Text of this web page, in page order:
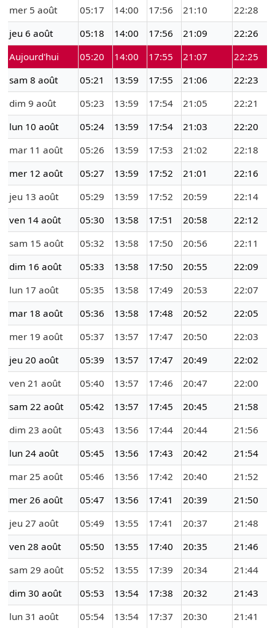
mer 5 août
05:17 14:00 17:56 21:10
22:28
jeu 6 août
05:18 14:00 17:56 21:09
22:26
Aujourd'hui
05:20 14:00 17:55 21:07
22:25
sam 8 août
05:21 13:59 17:55 21:06
22:23
dim 9 août
05:23 13:59 17:54 21:05
22:21
lun 10 août
05:24 13:59 17:54 21:03
22:20
mar 11 août
05:26 13:59 17:53 21:02
22:18
mer 12 août
05:27 13:59 17:52 21:01
22:16
jeu 13 août
05:29 13:59 17:52 20:59
22:14
ven 14 août
05:30 13:58 17:51 20:58
22:12
sam 15 août
05:32 13:58 17:50 20:56
22:11
dim 16 août
05:33 13:58 17:50 20:55
22:09
lun 17 août
05:35 13:58 17:49 20:53
22:07
mar 18 août
05:36 13:58 17:48 20:52
22:05
mer 19 août
05:37 13:57 17:47 20:50
22:03
jeu 20 août
05:39 13:57 17:47 20:49
22:02
ven 21 août
05:40 13:57 17:46 20:47
22:00
sam 22 août
05:42 13:57 17:45 20:45
21:58
dim 23 août
05:43 13:56 17:44 20:44
21:56
lun 24 août
05:45 13:56 17:43 20:42
21:54
mar 25 août
05:46 13:56 17:42 20:40
21:52
mer 26 août
05:47 13:56 17:41 20:39
21:50
jeu 27 août
05:49 13:55 17:41 20:37
21:48
ven 28 août
05:50 13:55 17:40 20:35
21:46
sam 29 août
05:52 13:55 17:39 20:34
21:44
dim 30 août
05:53 13:54 17:38 20:32
21:43
lun 31 août
05:54 13:54 17:37 20:30 21:41